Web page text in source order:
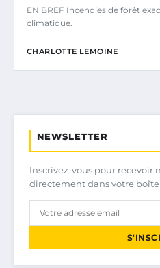
EN BREF Incendies de forêt
climatique.
CHARLOTTE LEMOINE
NEWSLETTER
Inscrivez-vous pour recevoir
directement dans votre